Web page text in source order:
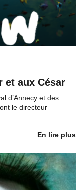
et aux César
d’Annecy et des
le directeur
En lire plus